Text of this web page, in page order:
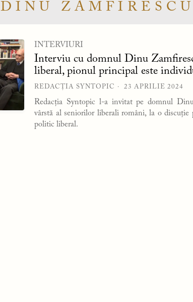
DINU ZAMFIRESCU
INTERVIURI
Interviu cu domnul Dinu
liberal, pionul principal este
REDACȚIA SYNTOPIC 23 APRILIE 2024
Redacția Syntopic l-a invitat pe domnul
vârstă al seniorilor liberali români, la o
politic liberal.